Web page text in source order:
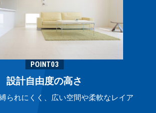
POINT03
設計自由度の高さ
られにくく、広い空間や柔軟なレイア